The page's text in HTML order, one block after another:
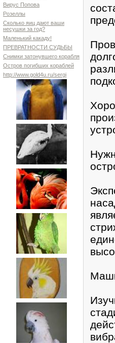
Вирус Попова
Розеллы
Сколько яиц дают ваши
несушки за год?
Маленький какаду!
ПРЕВРАТНОСТИ СУДЬБЫ
Снимки затонувшего корабля
Остров погибших кораблей
http://www.gold4u.ru/sergi